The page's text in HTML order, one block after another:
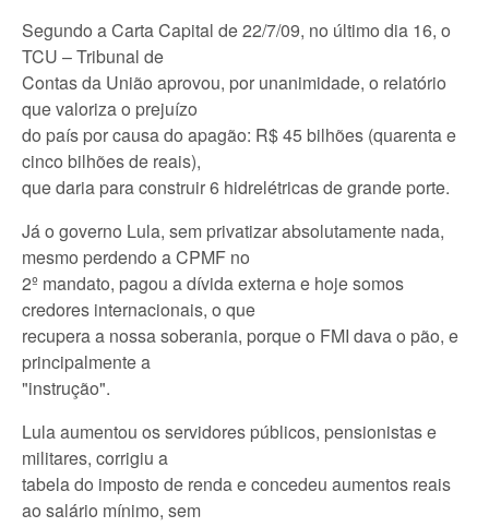
Segundo a Carta Capital de 22/7/09, no último dia 16, o
TCU – Tribunal de
Contas da União aprovou, por unanimidade, o relatório
que valoriza o prejuízo
do país por causa do apagão: R$ 45 bilhões (quarenta e
cinco bilhões de reais),
que daria para construir 6 hidrelétricas de grande porte.
Já o governo Lula, sem privatizar absolutamente nada,
mesmo perdendo a CPMF no
2º mandato, pagou a dívida externa e hoje somos
credores internacionais, o que
recupera a nossa soberania, porque o FMI dava o pão, e
principalmente a
"instrução".
Lula aumentou os servidores públicos, pensionistas e
militares, corrigiu a
tabela do imposto de renda e concedeu aumentos reais
ao salário mínimo, sem